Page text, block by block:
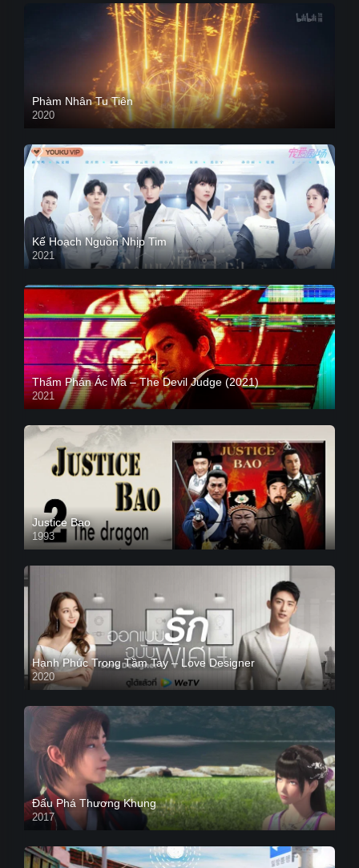
Phàm Nhân Tu Tiên
2020
Kế Hoạch Nguồn Nhịp Tim
2021
Thẩm Phán Ác Ma – The Devil Judge (2021)
2021
Justice Bao
1993
Hạnh Phúc Trong Tầm Tay – Love Designer
2020
Đấu Phá Thương Khung
2017